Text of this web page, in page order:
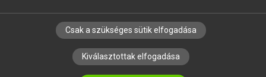
Csak a szükséges sütik elfogadása
Kiválasztottak elfogadása